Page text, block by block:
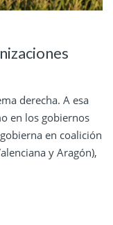
derecha. A esa
en los gobiernos
en coalición
y Aragón),